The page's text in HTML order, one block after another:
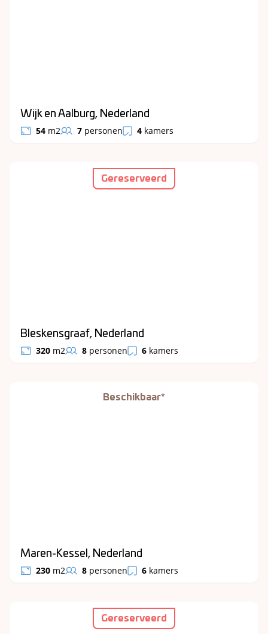
Wijk en Aalburg, Nederland
54 m2 7 personen 4 kamers
Gereserveerd
Bleskensgraaf, Nederland
320 m2 8 personen 6 kamers
Beschikbaar*
Maren-Kessel, Nederland
230 m2 8 personen 6 kamers
Gereserveerd